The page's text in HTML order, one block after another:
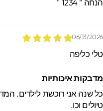
" 1234 "
06/13/
כליפה
איכותיות
שנה אני רוכשת לילדים.
וכו.